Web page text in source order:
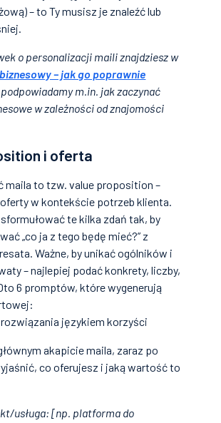
– to Ty musisz je znaleźć lub
o personalizacji maili znajdziesz w
– jak go poprawnie
m.in. jak zaczynać
w zależności od znajomości
i oferta
maila to tzw. value proposition –
w kontekście potrzeb klienta.
te kilka zdań tak, by
„co ja z tego będę mieć?” z
Ważne, by unikać ogólników i
– najlepiej podać konkrety, liczby,
6 promptów, które wygenerują
językiem korzyści
akapicie maila, zaraz po
co oferujesz i jaką wartość to
usługa: [np. platforma do